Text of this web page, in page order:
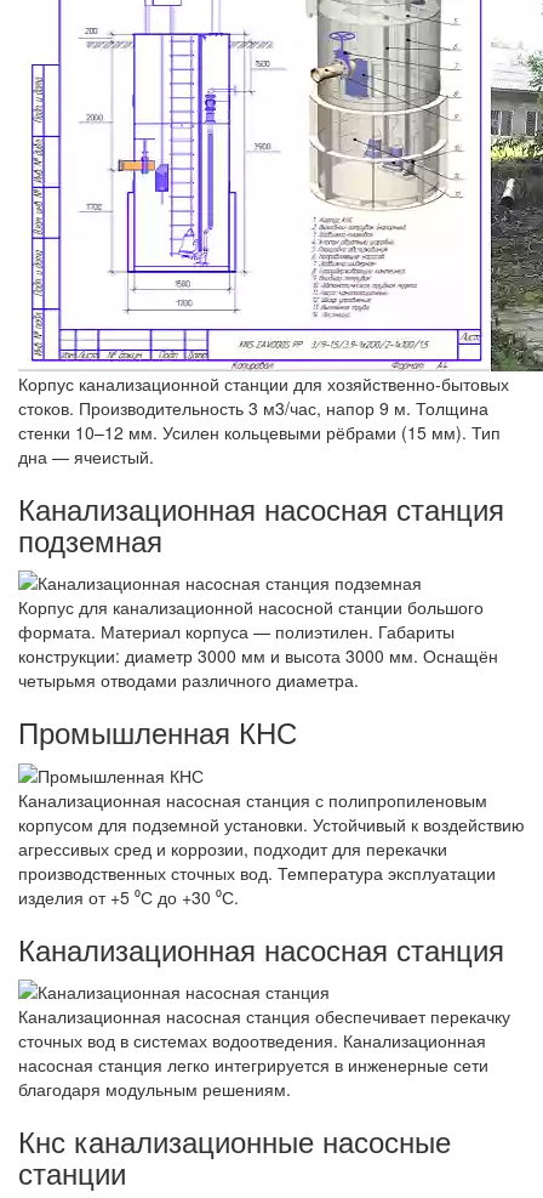
Корпус канализационной станции для хозяйственно-бытовых
стоков. Производительность 3 м3/час, напор 9 м. Толщина
стенки 10–12 мм. Усилен кольцевыми рёбрами (15 мм). Тип
дна — ячеистый.
Канализационная насосная станция
подземная
Корпус для канализационной насосной станции большого
формата. Материал корпуса — полиэтилен. Габариты
конструкции: диаметр 3000 мм и высота 3000 мм. Оснащён
четырьмя отводами различного диаметра.
Промышленная КНС
Канализационная насосная станция с полипропиленовым
корпусом для подземной установки. Устойчивый к воздействию
агрессивых сред и коррозии, подходит для перекачки
производственных сточных вод. Температура эксплуатации
изделия от +5 ⁰С до +30 ⁰С.
Канализационная насосная станция
Канализационная насосная станция обеспечивает перекачку
сточных вод в системах водоотведения. Канализационная
насосная станция легко интегрируется в инженерные сети
благодаря модульным решениям.
Кнс канализационные насосные
станции